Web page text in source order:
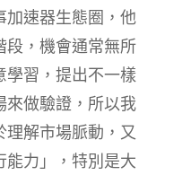
加速器生態圈，他
段，機會通常無所
學習，提出不一樣
來做驗證，所以我
理解市場脈動，又
能力」，特別是大